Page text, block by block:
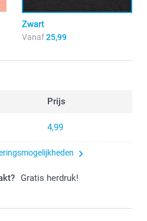
Zwart
Vanaf25,99
Prijs
4,99
Gratis herdruk!